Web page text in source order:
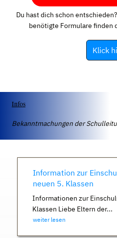
Du hast dich schon
benötigte Formulare finden
Klick
Infos
Bekanntmachungen der
Information zur
neuen 5. Klassen
Informationen zur
Klassen Liebe Eltern der...
weiter lesen